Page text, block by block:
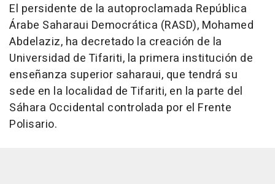
El persidente de la autoproclamada República
Árabe Saharaui Democrática (RASD), Mohamed
Abdelaziz, ha decretado la creación de la
Universidad de Tifariti, la primera institución de
enseñanza superior saharaui, que tendrá su
sede en la localidad de Tifariti, en la parte del
Sáhara Occidental controlada por el Frente
Polisario.